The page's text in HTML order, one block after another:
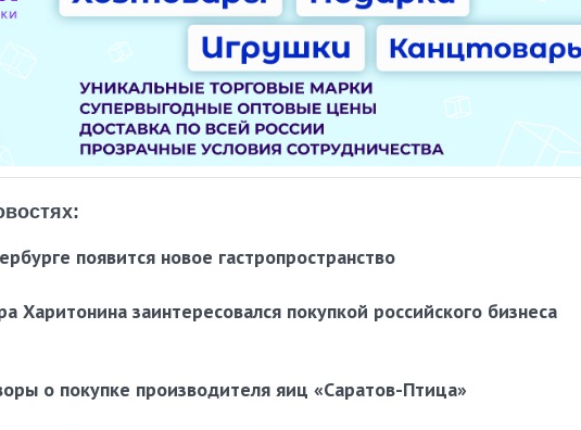
появится новое гастропространство
Харитонина заинтересовался покупкой российского бизнеса
о покупке производителя яиц «Саратов-Птица»